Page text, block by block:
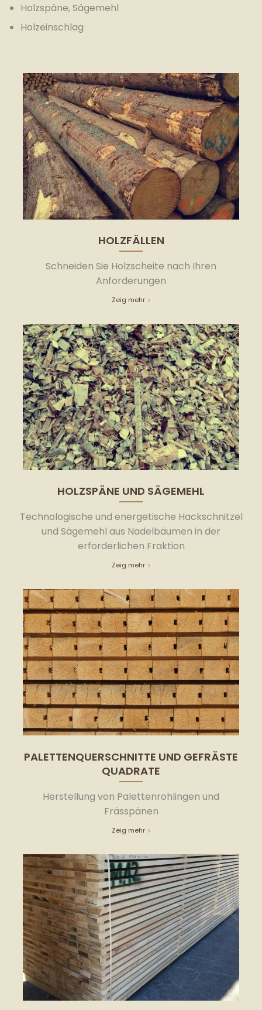
Holzspäne, Sägemehl
Holzeinschlag
HOLZFÄLLEN
Schneiden Sie Holzscheite nach Ihren
Anforderungen
Zeig mehr
HOLZSPÄNE UND SÄGEMEHL
Technologische und energetische Hackschnitzel
und Sägemehl aus Nadelbäumen in der
erforderlichen Fraktion
Zeig mehr
PALETTENQUERSCHNITTE UND GEFRÄSTE
QUADRATE
Herstellung von Palettenrohlingen und
Frässpänen
Zeig mehr